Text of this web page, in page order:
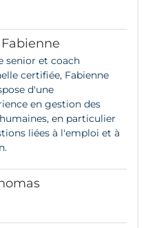
Fabienne
senior et coach
certifiée, Fabienne
d'une
en gestion des
en particulier
liées à l'emploi et à